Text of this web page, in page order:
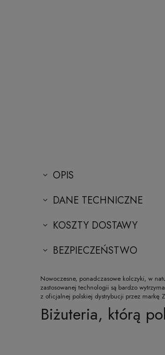
OPIS
DANE TECHNICZNE
KOSZTY DOSTAWY
BEZPIECZEŃSTWO
Nowoczesne, ponadczasowe kolczyki, w
zastosowanej technologii są bardzo
z oficjalnej polskiej dystrybucji przez markę
Biżuteria, którą